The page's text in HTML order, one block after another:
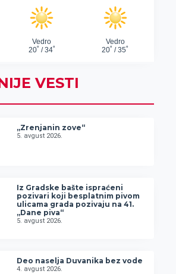
VESTI
„Zrenjanin zove“
5. avgust 2026.
Iz Gradske bašte ispraćeni
pozivari koji besplatnim pivom
ulicama grada pozivaju na 41.
„Dane piva“
5. avgust 2026.
Deo naselja Duvanika bez vode
4. avgust 2026.